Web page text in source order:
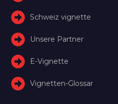
Schweiz vignette
Unsere Partner
E-Vignette
Vignetten-Glossar